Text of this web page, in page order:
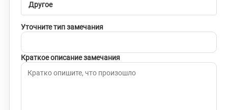
Другое
Уточните тип замечания
Краткое описание замечания